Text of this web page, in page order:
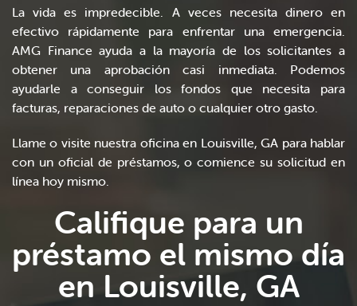
La vida es impredecible. A veces necesita dinero en
efectivo rápidamente para enfrentar una emergencia.
AMG Finance ayuda a la mayoría de los solicitantes a
obtener una aprobación casi inmediata. Podemos
ayudarle a conseguir los fondos que necesita para
facturas, reparaciones de auto o cualquier otro gasto.
Llame o visite nuestra oficina en Louisville, GA para hablar
con un oficial de préstamos, o comience su solicitud en
línea hoy mismo.
Califique para un
préstamo el mismo día
en Louisville, GA